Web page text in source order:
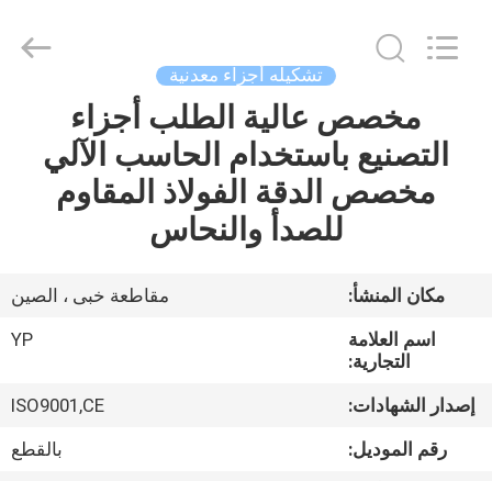
المنزل
منتجات
في
المصنع
TRADE
CO.,LTD.
تشكيله أجزاء معدنية
مخصص عالية الطلب أجزاء
التصنيع باستخدام الحاسب الآلي
مخصص الدقة الفولاذ المقاوم
للصدأ والنحاس
مكان المنشأ:
مقاطعة خبى ، الصين
اسم العلامة
التجارية:
YP
إصدار الشهادات:
ISO9001,CE
رقم الموديل:
بالقطع